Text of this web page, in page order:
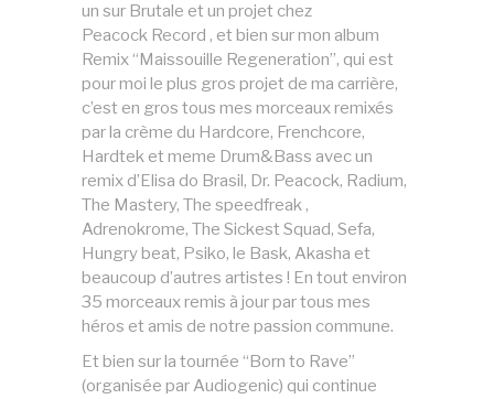
un sur Brutale et un projet chez
Peacock Record , et bien sur mon album
Remix “Maissouille Regeneration”, qui est
pour moi le plus gros projet de ma carrière,
c’est en gros tous mes morceaux remixés
par la crème du Hardcore, Frenchcore,
Hardtek et meme Drum&Bass avec un
remix d’Elisa do Brasil, Dr. Peacock, Radium,
The Mastery, The speedfreak ,
Adrenokrome, The Sickest Squad, Sefa,
Hungry beat, Psiko, le Bask, Akasha et
beaucoup d’autres artistes ! En tout environ
35 morceaux remis à jour par tous mes
héros et amis de notre passion commune.
Et bien sur la tournée “Born to Rave”
(organisée par Audiogenic) qui continue